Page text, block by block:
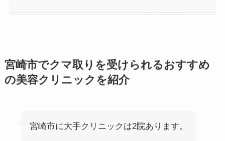
宮崎市でクマ取りを受けられるおすすめ
の美容クリニックを紹介
宮崎市に大手クリニックは2院あります。